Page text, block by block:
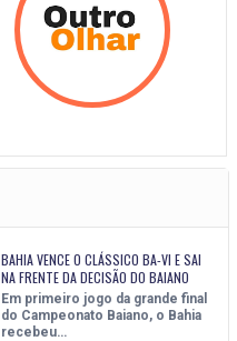
BAHIA VENCE O CLÁSSICO BA-VI E SAI
NA FRENTE DA DECISÃO DO BAIANO
Em primeiro jogo da grande final
do Campeonato Baiano, o Bahia
recebeu…